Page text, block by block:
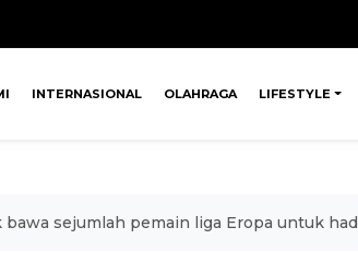
INTERNASIONAL OLAHRAGA LIFESTYLE
sejumlah pemain liga Eropa untuk